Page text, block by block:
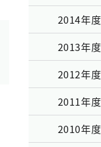
2014年度
2013年度
2012年度
2011年度
2010年度